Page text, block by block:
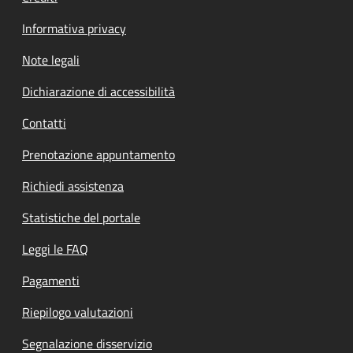
Informativa privacy
Note legali
Dichiarazione di accessibilità
Contatti
Prenotazione appuntamento
Richiedi assistenza
Statistiche del portale
Leggi le FAQ
Pagamenti
Riepilogo valutazioni
Segnalazione disservizio